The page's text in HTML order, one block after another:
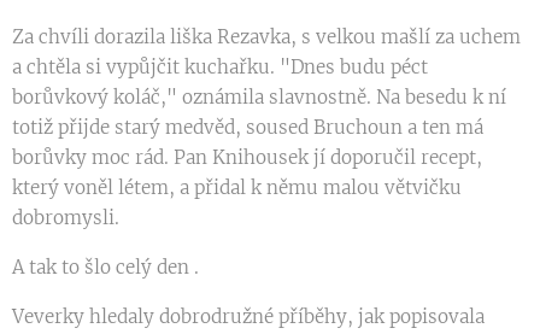
Za chvíli dorazila liška Rezavka, s velkou mašlí za uchem
a chtěla si vypůjčit kuchařku. "Dnes budu péct
borůvkový koláč," oznámila slavnostně. Na besedu k ní
totiž přijde starý medvěd, soused Bruchoun a ten má
borůvky moc rád. Pan Knihousek jí doporučil recept,
který voněl létem, a přidal k němu malou větvičku
dobromysli.
A tak to šlo celý den .
Veverky hledaly dobrodružné příběhy, jak popisovala